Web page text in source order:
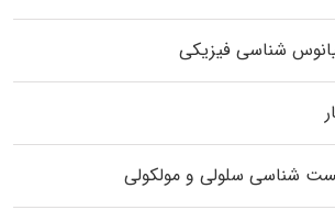
شناسی فیزیکی
شناسی سلولی و مولکولی